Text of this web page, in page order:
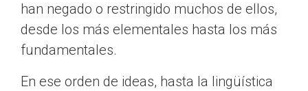
han negado o restringido muchos de ellos,
desde los más elementales hasta los más
fundamentales.
En ese orden de ideas, hasta la lingüística